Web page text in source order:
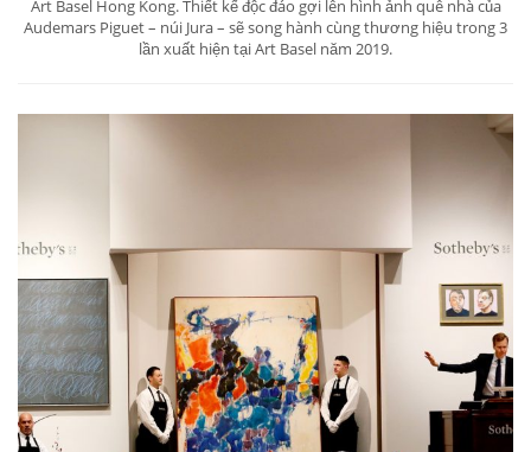
Vallée de Jou – khởi nguồn đồng hồ Audemars
Piguet tại Art Basel Hong Kong